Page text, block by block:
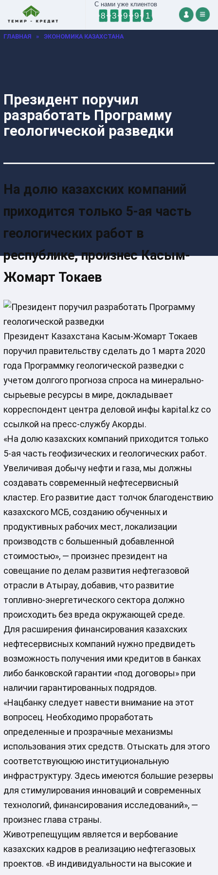
С нами уже клиентов
8 3 9 9 1
ГЛАВНАЯ » ЭКОНОМИКА КАЗАХСТАНА
Президент поручил
разработать Программу
геологической разведки
На долю казахских компаний
приходится только 5-ая часть
геологических работ в
республике, произнес Касым-
Жомарт Токаев
Президент Казахстана Касым-Жомарт Токаев
поручил правительству сделать до 1 марта 2020
года Программку геологической разведки с
учетом долгого прогноза спроса на минерально-
сырьевые ресурсы в мире, докладывает
корреспондент центра деловой инфы kapital.kz со
ссылкой на пресс-службу Акорды.
«На долю казахских компаний приходится только
5-ая часть геофизических и геологических работ.
Увеличивая добычу нефти и газа, мы должны
создавать современный нефтесервисный
кластер. Его развитие даст толчок благоденствию
казахского МСБ, созданию обученных и
продуктивных рабочих мест, локализации
производств с большенный добавленной
стоимостью», — произнес президент на
совещание по делам развития нефтегазовой
отрасли в Атырау, добавив, что развитие
топливно-энергетического сектора должно
происходить без вреда окружающей среде.
Для расширения финансирования казахских
нефтесервисных компаний нужно предвидеть
возможность получения ими кредитов в банках
либо банковской гарантии «под договоры» при
наличии гарантированных подрядов.
«Нацбанку следует навести внимание на этот
вопросец. Необходимо проработать
определенные и прозрачные механизмы
использования этих средств. Отыскать для этого
соответствующюю институциональную
инфраструктуру. Здесь имеются большие резервы
для стимулирования инноваций и современных
технологий, финансирования исследований», —
произнес глава страны.
Животрепещущим является и вербование
казахских кадров в реализацию нефтегазовых
проектов. «В индивидуальности на высокие и